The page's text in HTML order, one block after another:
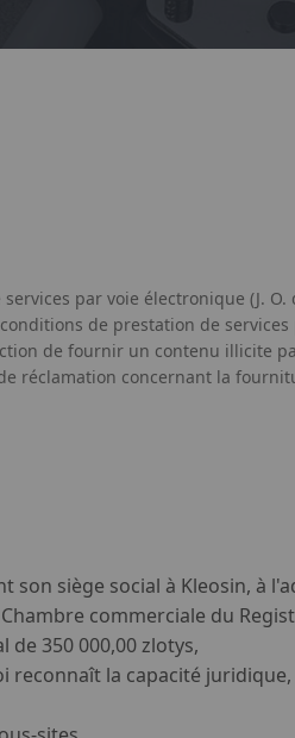
par voie électronique (J. O.
de prestation de
de fournir un contenu illicite
réclamation concernant la
son siège social à Kleosin, à
commerciale du
de 350 000,00 zlotys,
la capacité